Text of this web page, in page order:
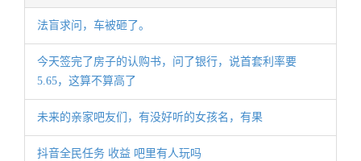
法盲求问，车被砸了。
今天签完了房子的认购书，问了银行，说首套利率要
5.65，这算不算高了
未来的亲家吧友们，有没好听的女孩名，有果
抖音全民任务 收益 吧里有人玩吗